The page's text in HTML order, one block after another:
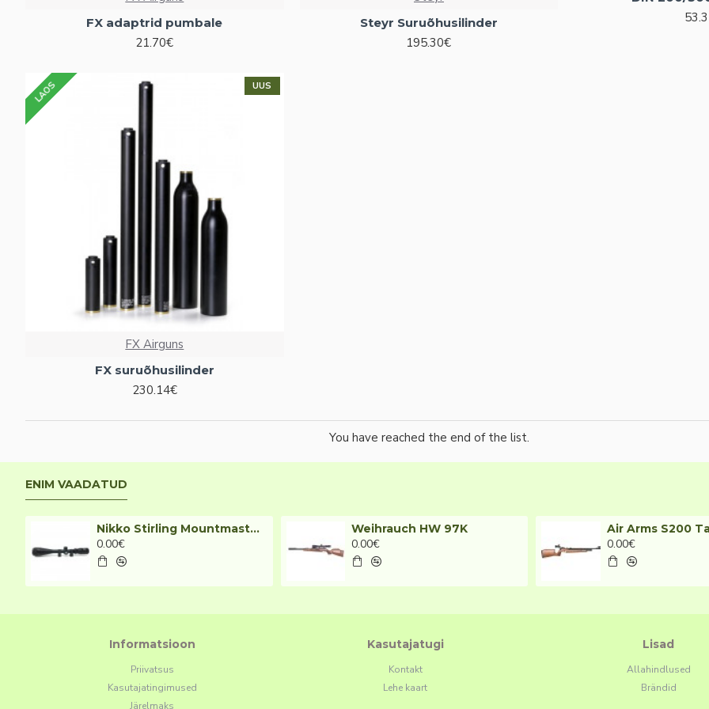
FX adaptrid pumbale
21.70€
Steyr Suruõhusilinder
195.30€
UUS
LAOS
FX Airguns
FX suruõhusilinder
230.14€
You have reached the end of the list.
ENIM VAADATUD
Nikko Stirling Mountmaster 6-18x44 AO IR
0.00€
Weihrauch HW 97K
0.00€
Air Arms S200
0.00€
Informatsioon
Priivatsus
Kasutajatingimused
Järelmaks
Kasutajatugi
Kontakt
Lehe kaart
Lisad
Allahindlused
Brändid